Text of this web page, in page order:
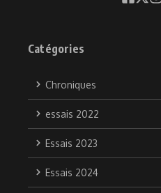
Catégories
Chroniques
essais 2022
Essais 2023
Essais 2024